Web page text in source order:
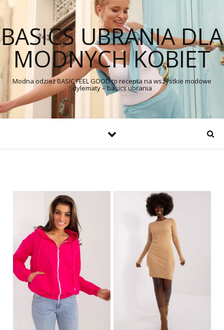
BASICS UBRANIA DLA
MODNYCH KOBIET
Modna odzież BASIC FEEL GOOD to recepta na wszystkie modowe
dylematy – basics ubrania